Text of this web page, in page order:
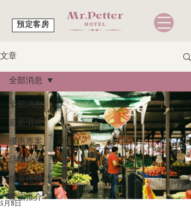
預定客房
文章
全部消息
最新消息
優惠專案
活動快訊
婚宴住宿
住宿推介
全部消息
5月8日